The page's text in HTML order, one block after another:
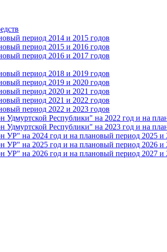
период 2014 и 2015 годов
период 2015 и 2016 годов
период 2016 и 2017 годов
период 2018 и 2019 годов
период 2019 и 2020 годов
период 2020 и 2021 годов
период 2021 и 2022 годов
период 2022 и 2023 годов
Республики" на 2022 год и на
Республики" на 2023 год и на
на 2024 год и на плановый период 2025 и
на 2025 год и на плановый период 2026 и
на 2026 год и на плановый период 2027 и